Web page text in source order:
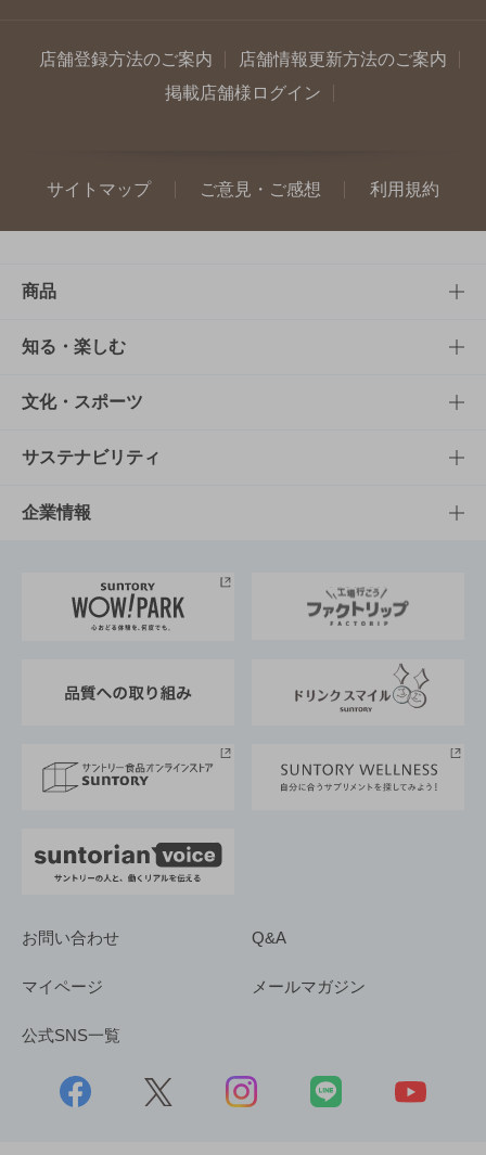
店舗登録方法のご案内
店舗情報更新方法のご案内
掲載店舗様ログイン
サイトマップ ご意見・ご感想 利用規約
商品
商品TOP
商品一覧
商品発売情報
栄養成分一覧
知る・楽しむ
知る・楽しむTOP
キャンペーン
工場見学
地域情報
文化・スポーツ
文化・スポーツTOP
サントリーホール
サントリーサンバーズ大阪
サステナビリティ
サステナビリティTOP
サントリーが考えるサステナビリティ経営
企業情報
企業概要
採用情報
お問い合わせ Q&A
マイページ メールマガジン
公式SNS一覧